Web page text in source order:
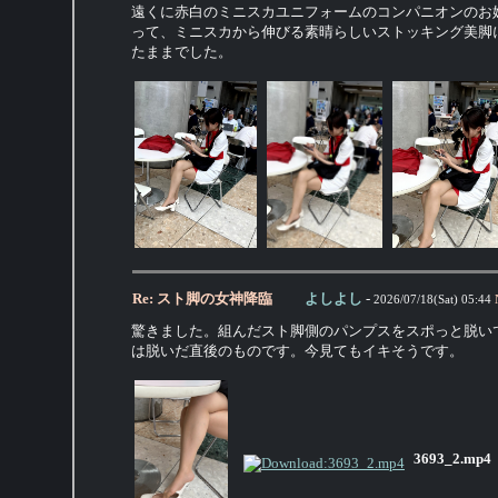
遠くに赤白のミニスカユニフォームのコンパニオンの
って、ミニスカから伸びる素晴らしいストッキング美
たままでした。
Re: スト脚の女神降臨 よしよし - 2026/07/18(Sat) 05:44
驚きました。組んだスト脚側のパンプスをスポっと脱
は脱いだ直後のものです。今見てもイキそうです。
3693_2.mp4